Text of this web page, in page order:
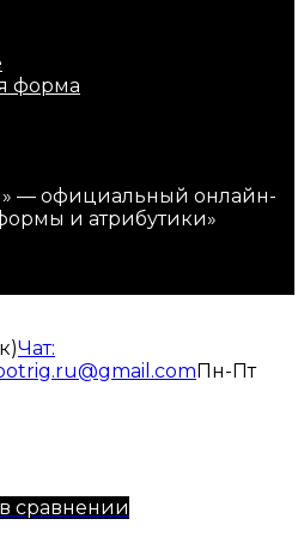
форма
— официальный онлайн-
и атрибутики»
Чат:
Пн-Пт
сравнении